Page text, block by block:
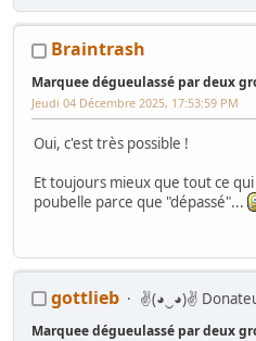
Braintrash
Marquee dégueulassé par deux
Jeudi 04 Décembre 2025, 17:53:59 PM
Oui, c'est très possible !
Et toujours mieux que tout ce
poubelle parce que "dépassé"...
gottlieb ✌(◕‿◕)✌
Marquee dégueulassé par deux